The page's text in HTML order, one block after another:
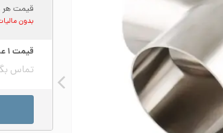
قیمت هر
بدون
قیمت ۱
تماس